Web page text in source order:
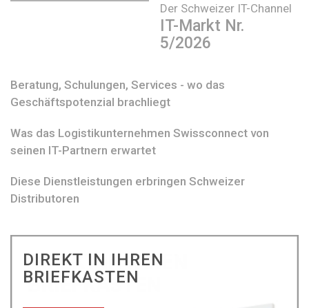
Der Schweizer IT-Channel
IT-Markt Nr.
5/2026
Beratung, Schulungen, Services - wo das
Geschäftspotenzial brachliegt
Was das Logistikunternehmen Swissconnect von
seinen IT-Partnern erwartet
Diese Dienstleistungen erbringen Schweizer
Distributoren
DIREKT IN IHREN
BRIEFKASTEN